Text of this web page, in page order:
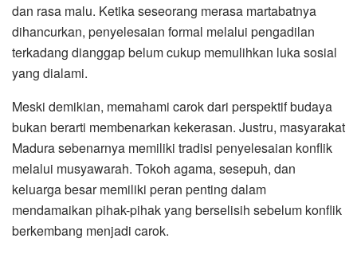
dan rasa malu. Ketika seseorang merasa martabatnya
dihancurkan, penyelesaian formal melalui pengadilan
terkadang dianggap belum cukup memulihkan luka sosial
yang dialami.
Meski demikian, memahami carok dari perspektif budaya
bukan berarti membenarkan kekerasan. Justru, masyarakat
Madura sebenarnya memiliki tradisi penyelesaian konflik
melalui musyawarah. Tokoh agama, sesepuh, dan
keluarga besar memiliki peran penting dalam
mendamaikan pihak-pihak yang berselisih sebelum konflik
berkembang menjadi carok.